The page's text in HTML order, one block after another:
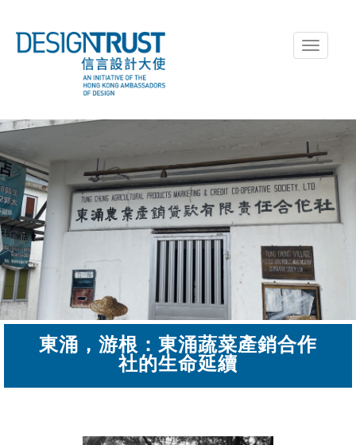
Toggle
東涌，游根：東涌蔬菜產銷合作
社的生命延續